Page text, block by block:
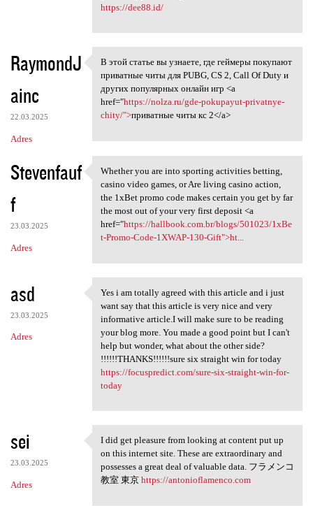
https://dee88.id/
RaymondJ
ainc
22.03.2025
Adres
В этой статье вы узнаете, где
В этой статье вы узнаете, где геймеры покупают
приватные читы для PUBG, CS 2, Call Of Duty и
других популярных онлайн игр <a
href="https://nolza.ru/gde-pokupayut-privatnye-
chity/">приватные читы кс 2</a>
Stevenfauf
f
23.03.2025
Adres
Whether you are into sporting
Whether you are into sporting activities betting,
casino video games, or Are living casino action,
the 1xBet promo code makes certain you get by far
the most out of your very first deposit <a
href="https://hallbook.com.br/blogs/501023/1xBe
t-Promo-Code-1XWAP-130-Gift">ht...
asd
23.03.2025
Adres
Yes i am totally agreed with
Yes i am totally agreed with this article and i just
want say that this article is very nice and very
informative article.I will make sure to be reading
your blog more. You made a good point but I can't
help but wonder, what about the other side?
!!!!!!THANKS!!!!!!sure six straight win for today
https://focuspredict.com/sure-six-straight-win-for-
today
sei
23.03.2025
Adres
I did get pleasure from
I did get pleasure from looking at content put up
on this internet site. These are extraordinary and
possesses a great deal of valuable data. フラメンコ
教室 東京 https://antonioflamenco.com